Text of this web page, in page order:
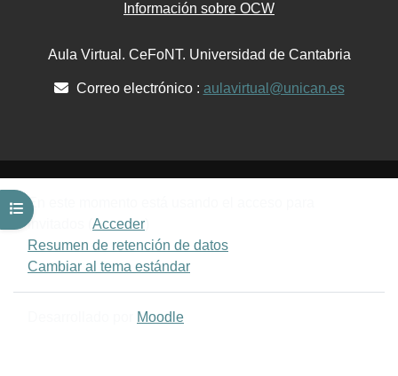
Abrir índice del curso
Información sobre OCW
Aula Virtual. CeFoNT. Universidad de Cantabria
Correo electrónico : aulavirtual@unican.es
En este momento está usando el acceso para
invitados ( Acceder
Resumen de retención de datos
Cambiar al tema estándar
Moodle